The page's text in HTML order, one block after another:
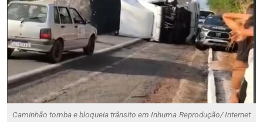
Caminhão tomba e bloqueia trânsito em Inhuma.Reprodução/ Internet